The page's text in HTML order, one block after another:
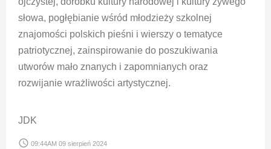
słowa, pogłębianie wśród młodzieży szkolnej
znajomości polskich pieśni i wierszy o tematyce
patriotycznej, zainspirowanie do poszukiwania
utworów mało znanych i zapomnianych oraz
rozwijanie wrażliwości artystycznej.
JDK
access_time 09:44AM 09 sierpień 2024